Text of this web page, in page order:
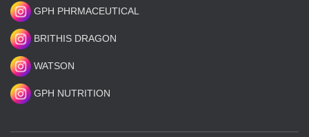
GPH PHRMACEUTICAL
BRITHIS DRAGON
WATSON
GPH NUTRITION